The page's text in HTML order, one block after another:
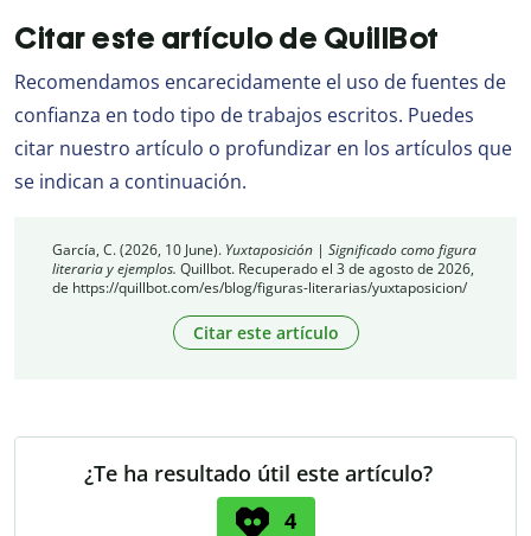
Citar este artículo de QuillBot
Recomendamos encarecidamente el uso de fuentes de
confianza en todo tipo de trabajos escritos. Puedes
citar nuestro artículo o profundizar en los artículos que
se indican a continuación.
García, C. (2026, 10 June). Yuxtaposición | Significado como figura
literaria y ejemplos. Quillbot. Recuperado el 3 de agosto de 2026,
de https://quillbot.com/es/blog/figuras-literarias/yuxtaposicion/
Citar este artículo
¿Te ha resultado útil este artículo?
4